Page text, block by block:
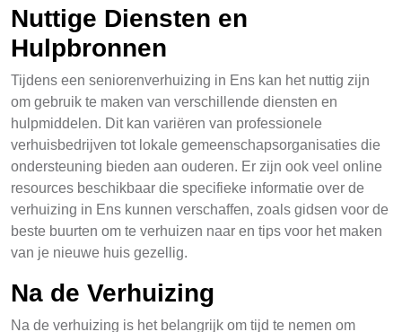
Nuttige Diensten en
Hulpbronnen
Tijdens een seniorenverhuizing in Ens kan het nuttig zijn
om gebruik te maken van verschillende diensten en
hulpmiddelen. Dit kan variëren van professionele
verhuisbedrijven tot lokale gemeenschapsorganisaties die
ondersteuning bieden aan ouderen. Er zijn ook veel online
resources beschikbaar die specifieke informatie over de
verhuizing in Ens kunnen verschaffen, zoals gidsen voor de
beste buurten om te verhuizen naar en tips voor het maken
van je nieuwe huis gezellig.
Na de Verhuizing
Na de verhuizing is het belangrijk om tijd te nemen om